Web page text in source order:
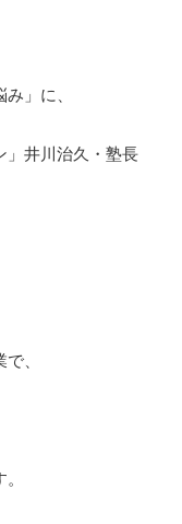
」に、
」井川治久・塾長
、